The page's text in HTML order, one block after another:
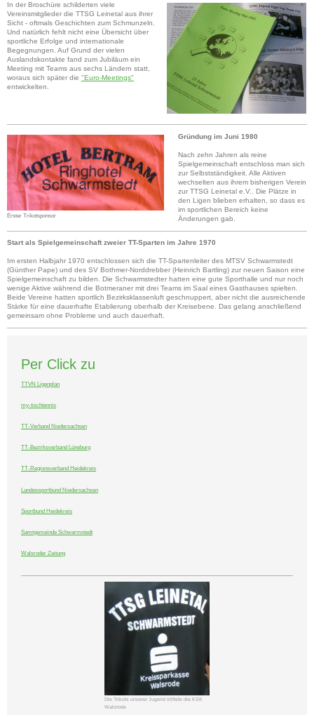
In der Broschüre schilderten viele
Vereinsmitglieder die TTSG Leinetal aus ihrer
Sicht - oftmals Geschichten zum Schmunzeln.
Und natürlich fehlt nicht eine Übersicht über
sportliche Erfolge und internationale
Begegnungen. Auf Grund der vielen
Auslandskontakte fand zum Jubiläum ein
Meeting mit Teams aus sechs Ländern statt,
woraus sich später die "Euro-Meetings"
entwickelten.
Erster Trikotsponsor
Gründung im Juni 1980
Nach zehn Jahren als reine
Spielgemeinschaft entschloss man sich
zur Selbstständigkeit. Alle Aktiven
wechselten aus ihrem bisherigen Verein
zur TTSG Leinetal e.V.. Die Plätze in
den Ligen blieben erhalten, so dass es
im sportlichen Bereich keine
Änderungen gab.
Start als Spielgemeinschaft zweier TT-Sparten im Jahre 1970
Im ersten Halbjahr 1970 entschlossen sich die TT-Spartenleiter des MTSV Schwarmstedt
(Günther Pape) und des SV Bothmer-Norddrebber (Heinrich Bartling) zur neuen Saison eine
Spielgemeinschaft zu bilden. Die Schwarmstedter hatten eine gute Sporthalle und nur noch
wenige Aktive während die Botmeraner mit drei Teams im Saal eines Gasthauses spielten.
Beide Vereine hatten sportlich Bezirksklassenluft geschnuppert, aber nicht die ausreichende
Stärke für eine dauerhafte Etablierung oberhalb der Kreisebene. Das gelang anschließend
gemeinsam ohne Probleme und auch dauerhaft.
Per Click zu
TTVN Ligenplan
my-tischtennis
TT-Verband Niedersachsen
TT-Bezirksverband Lüneburg
TT-Regionsverband Heidekreis
Landessportbund Niedersachsen
Sportbund Heidekreis
Samtgemeinde Schwarmstedt
Walsroder Zeitung
Die Trikots unserer Jugend stiftete die KSK
Walsrode